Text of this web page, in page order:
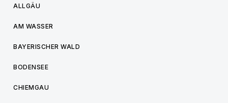
ALLGÄU
AM WASSER
BAYERISCHER WALD
BODENSEE
CHIEMGAU